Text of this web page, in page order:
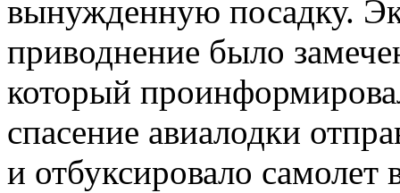
вынужденную посадку.
приводнение было
который
спасение авиалодки
и отбуксировало самолет